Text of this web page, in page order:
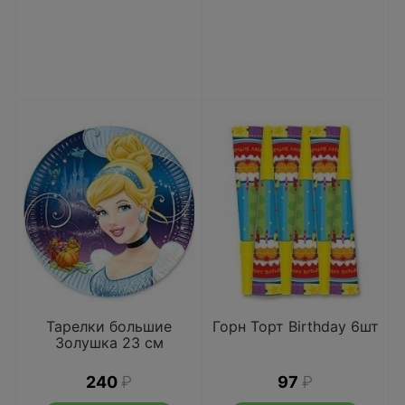
Тарелки большие
Золушка 23 см
240 ₽
Горн Торт Birthday 6шт
97 ₽